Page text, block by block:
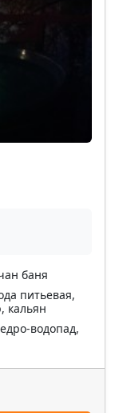
баня
питьевая,
кальян
водопад,